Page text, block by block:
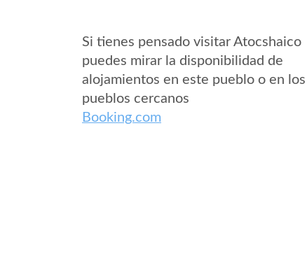
Si tienes pensado visitar Atocshaico
puedes mirar la disponibilidad de
alojamientos en este pueblo o en los
pueblos cercanos
Booking.com